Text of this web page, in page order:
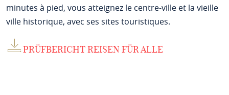
minutes à pied, vous atteignez le centre-ville et la vieille
ville historique, avec ses sites touristiques.
PRÜFBERICHT REISEN FÜR ALLE